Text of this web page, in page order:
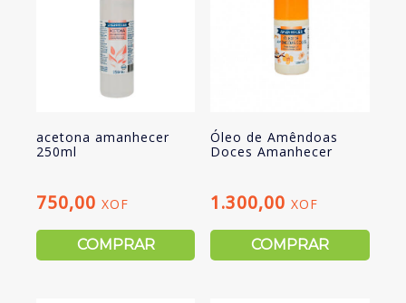
acetona amanhecer
250ml
750,00 XOF
COMPRAR
Óleo de Amêndoas
Doces Amanhecer
1.300,00XOF
COMPRAR